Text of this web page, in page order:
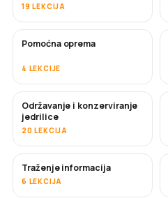
19 LEKCIJA
Pomoćna oprema
4 LEKCIJE
Održavanje i konzerviranje
jedrilice
20 LEKCIJA
Traženje informacija
6 LEKCIJA